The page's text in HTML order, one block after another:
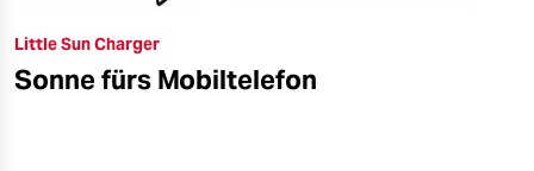
Little Sun Charger
Sonne fürs Mobiltelefon